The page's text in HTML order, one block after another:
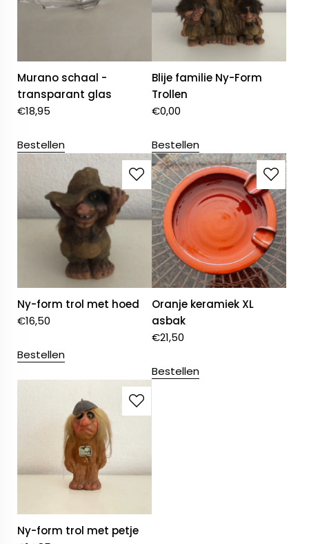
Murano schaal -
transparant glas
€18,95
Bestellen
Blije familie Ny-Form
Trollen
€0,00
Bestellen
Ny-form trol met hoed
€16,50
Bestellen
Oranje keramiek XL
asbak
€21,50
Bestellen
Ny-form trol met petje